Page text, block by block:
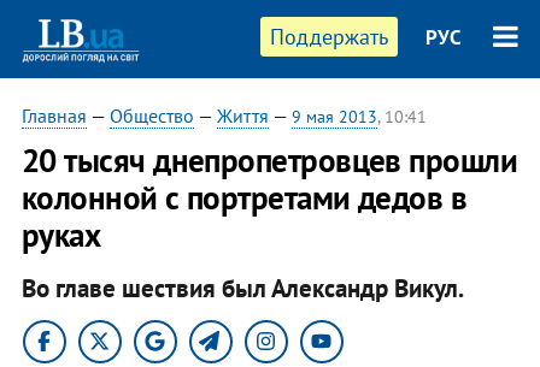
Поддержать РУС
Главная — Общество — Життя — 9 мая 2013, 10:41
20 тысяч днепропетровцев прошли
колонной с портретами дедов в
руках
Во главе шествия был Александр Викул.